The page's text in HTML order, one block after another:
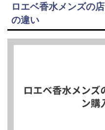
ロエベ香水メンズの
の違い